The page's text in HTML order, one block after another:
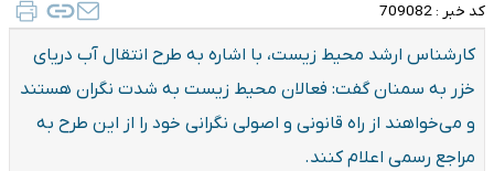
کد خبر : 709082
کارشناس ارشد محیط زیست، با اشاره به طرح انتقال آب دریای
خزر به سمنان گفت: فعالان محیط زیست به شدت نگران هستند
و می‌خواهند از راه قانونی و اصولی نگرانی خود را از این طرح به
مراجع رسمی اعلام کنند.